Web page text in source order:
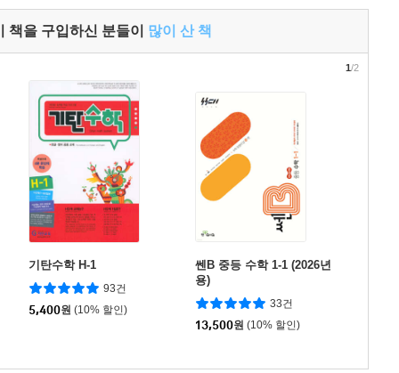
책을 구입하신 분들이 많이 산 책
기탄수학 H-1
93건
5,400원 (10% 할인)
쎈B 중등 수학 1-1 (2026년
용)
33건
13,500원 (10% 할인)
1/2